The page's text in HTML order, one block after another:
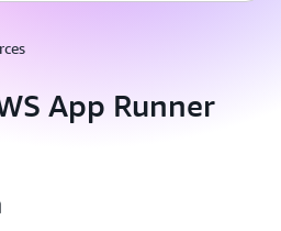
App Runner